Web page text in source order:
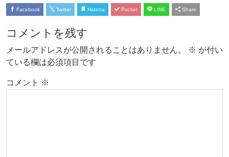
Facebook Twitter Hatena Pocket LINE Share
コメントを残す
メールアドレスが公開されることはありません。 ※ が付い
ている欄は必須項目です
コメント ※